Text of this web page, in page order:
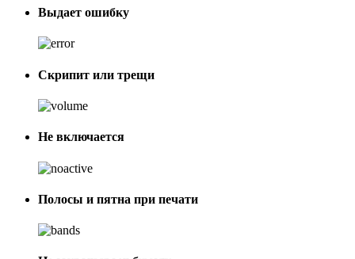
Выдает ошибку
Скрипит или трещи
Не включается
Полосы и пятна при печати